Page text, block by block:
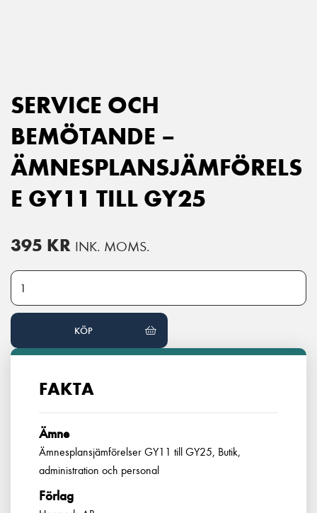
SERVICE OCH
BEMÖTANDE –
ÄMNESPLANSJÄMFÖRELS
E GY11 TILL GY25
395 KR INK. MOMS.
Service och bemötande - Ämnesplansjämförelse GY11 till GY25
KÖP
FAKTA
Ämne
Ämnesplansjämförelser GY11 till GY25, Butik,
administration och personal
Förlag